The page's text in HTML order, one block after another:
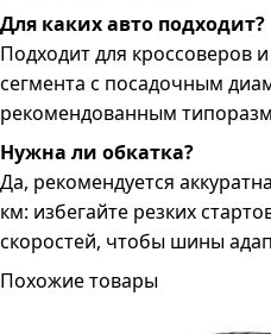
Для каких авто подходит?
Подходит для кроссоверов
сегмента с посадочным
рекомендованным
Нужна ли обкатка?
Да, рекомендуется
км: избегайте резких
скоростей, чтобы шины
Похожие товары